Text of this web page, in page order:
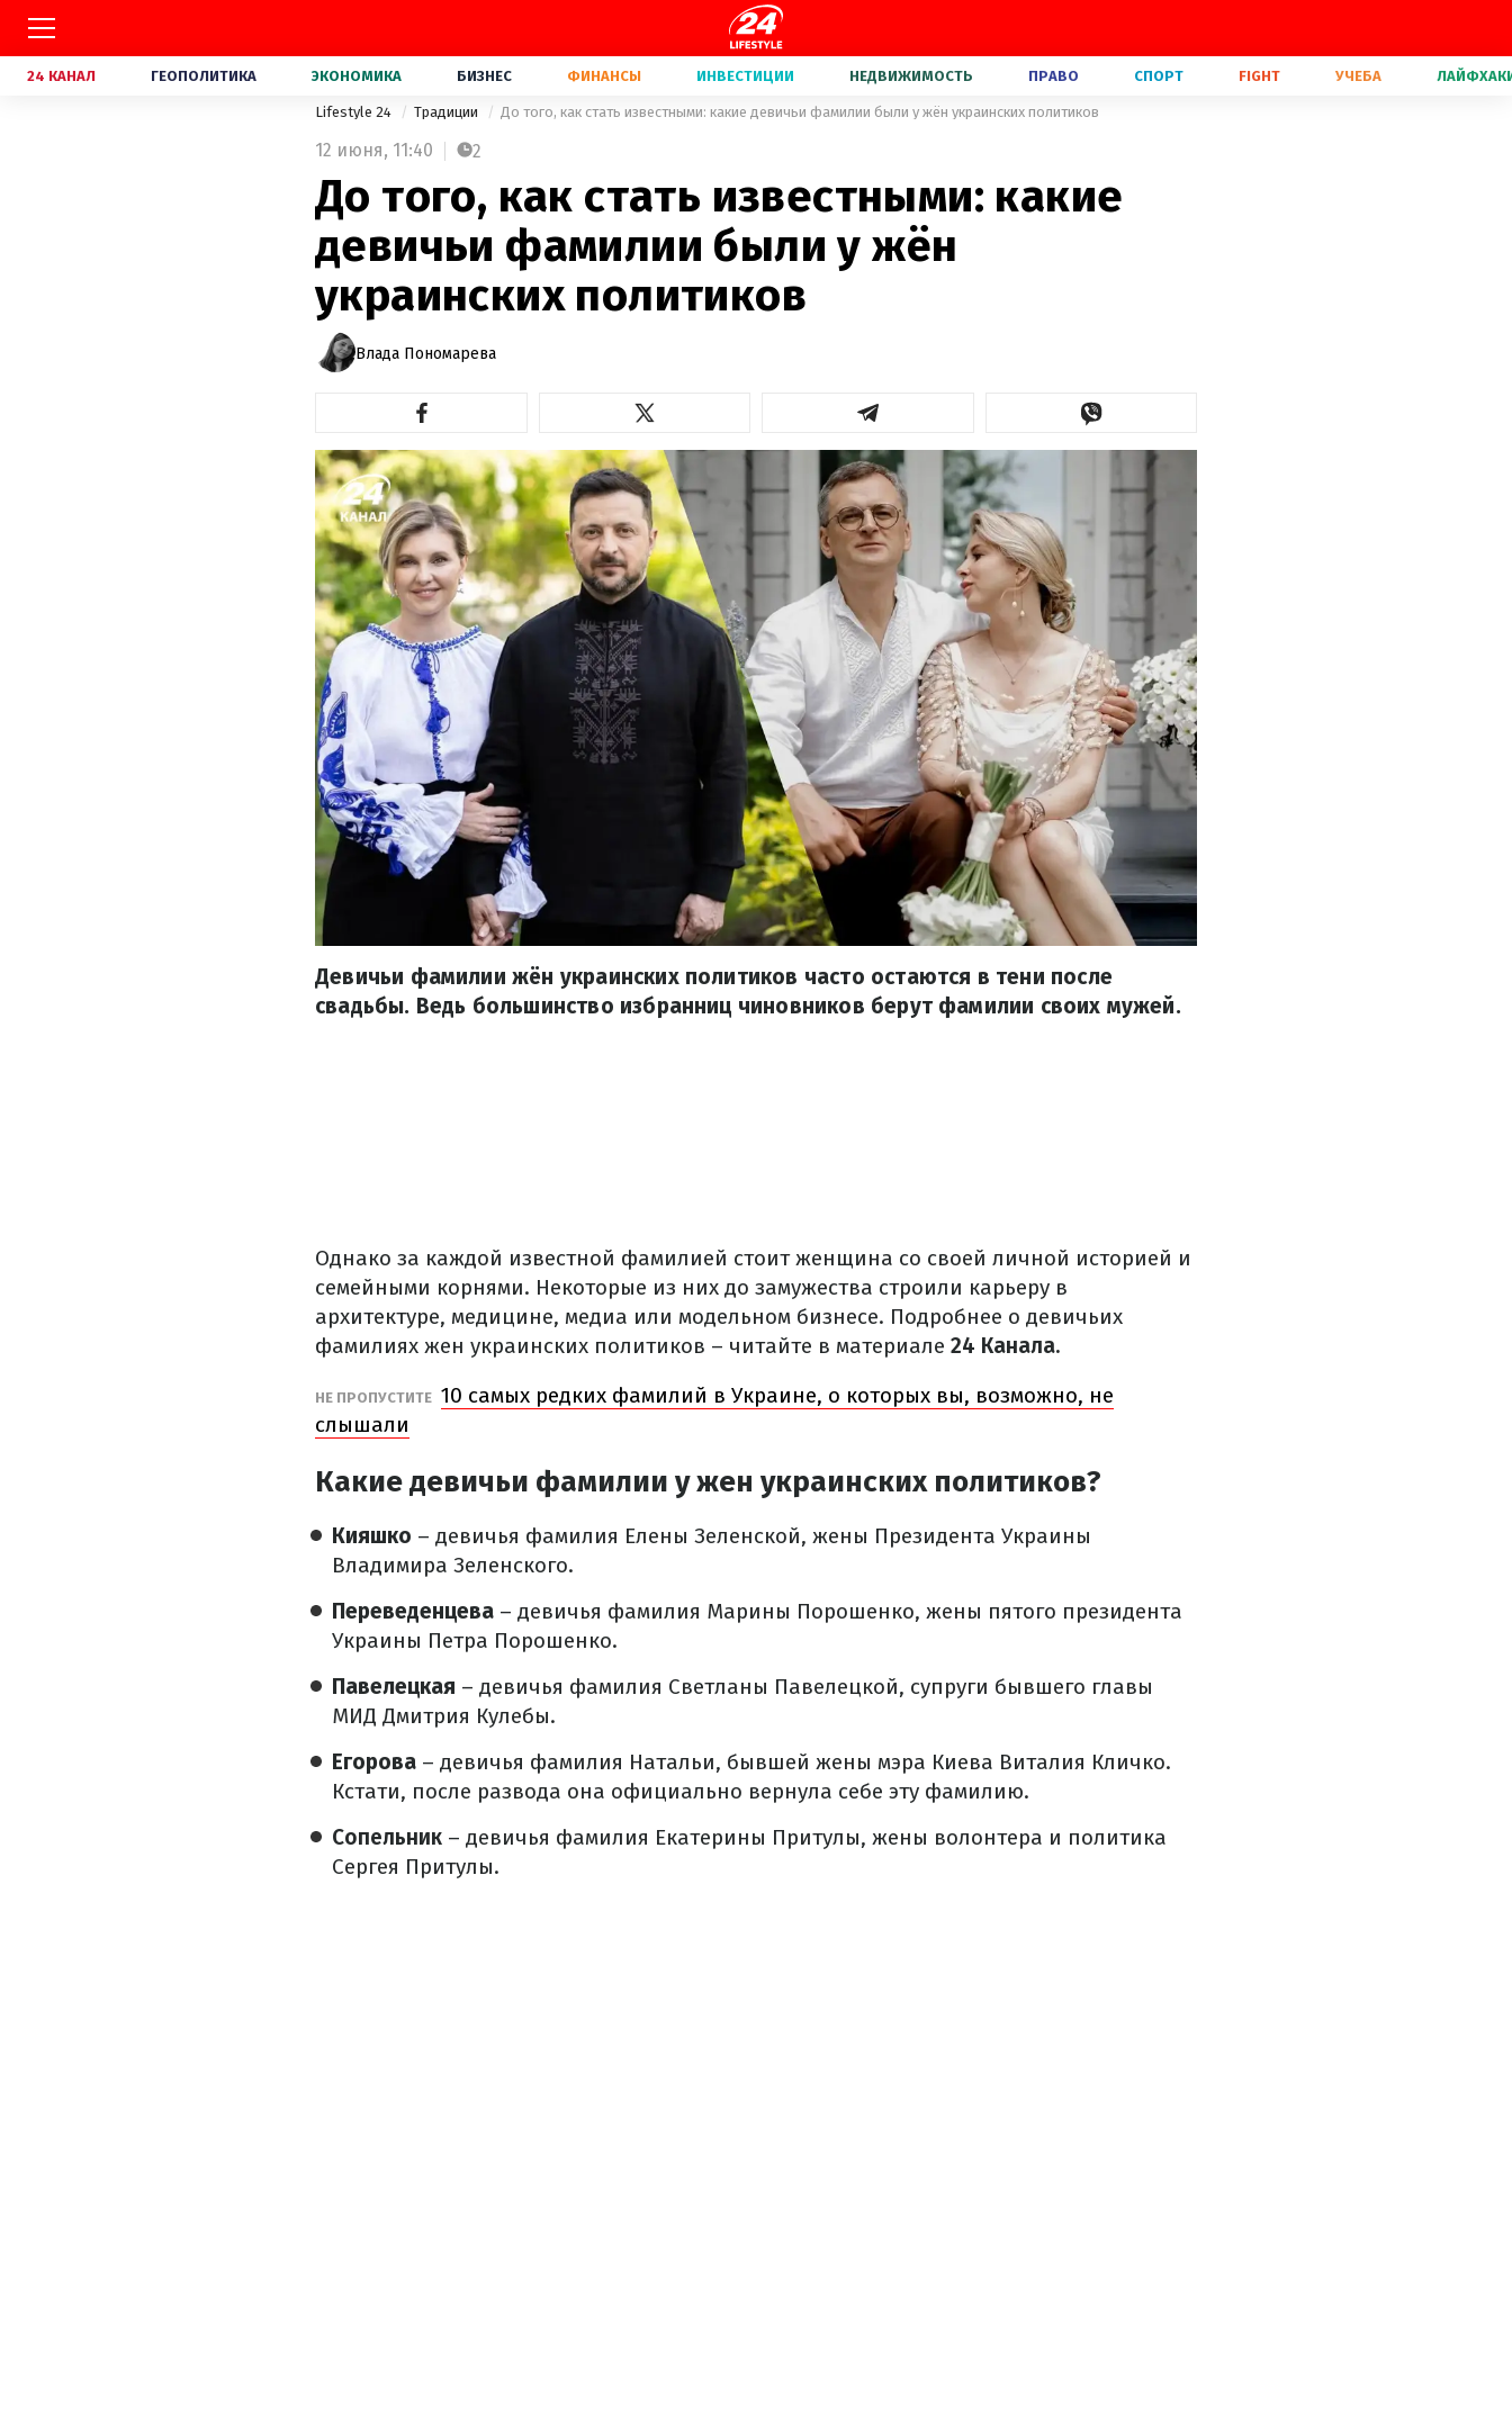
24 КАНАЛ ГЕОПОЛИТИКА ЭКОНОМИКА БИЗНЕС ФИНАНСЫ ИНВЕСТИЦИИ НЕДВИЖИМОСТЬ ПРАВО СПОРТ FIGHT УЧЕБА
Lifestyle 24 Традиции До того, как стать известными: какие девичьи фамилии были у жён украинских политиков
12 июня, 11:40 2
До того, как стать известными: какие
девичьи фамилии были у жён
украинских политиков
Влада Пономарева
Девичьи фамилии жён украинских политиков часто остаются в тени после
свадьбы. Ведь большинство избранниц чиновников берут фамилии своих мужей.
Однако за каждой известной фамилией стоит женщина со своей личной историей и
семейными корнями. Некоторые из них до замужества строили карьеру в
архитектуре, медицине, медиа или модельном бизнесе. Подробнее о девичьих
фамилиях жен украинских политиков – читайте в материале 24 Канала.
НЕ ПРОПУСТИТЕ 10 самых редких фамилий в Украине, о которых вы, возможно, не
слышали
Какие девичьи фамилии у жен украинских политиков?
Кияшко – девичья фамилия Елены Зеленской, жены Президента Украины
Владимира Зеленского.
Переведенцева – девичья фамилия Марины Порошенко, жены пятого президента
Украины Петра Порошенко.
Павелецкая – девичья фамилия Светланы Павелецкой, супруги бывшего главы
МИД Дмитрия Кулебы.
Егорова – девичья фамилия Натальи, бывшей жены мэра Киева Виталия Кличко.
Кстати, после развода она официально вернула себе эту фамилию.
Сопельник – девичья фамилия Екатерины Притулы, жены волонтера и политика
Сергея Притулы.